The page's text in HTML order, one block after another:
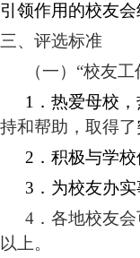
引领作用的校友会
三、评选标准
（一） “校友
1． 热爱母校，
持和帮助， 取得了
2． 积极与学
3． 为校友办实
4． 各地校友
以上。